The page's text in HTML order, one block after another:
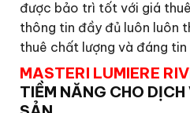
được bảo trì tốt với giá
thông tin đầy đủ luôn luôn
thuê chất lượng và đáng tin
MASTERI LUMIERE
TIỀM NĂNG CHO